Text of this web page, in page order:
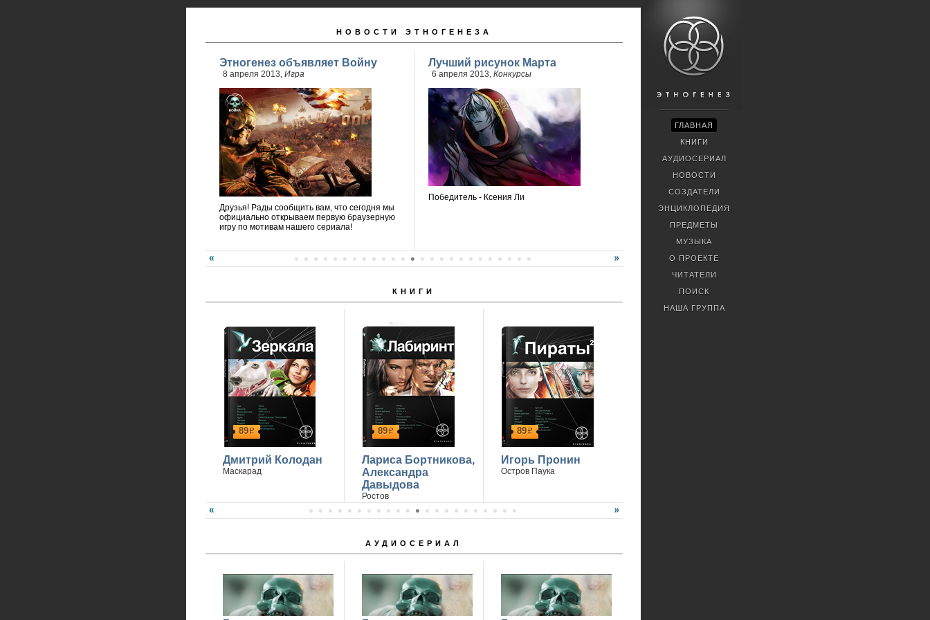
НОВОСТИ ЭТНОГЕНЕЗА
Этногенез объявляет Войну
8 апреля 2013, Игра
Друзья! Рады сообщить вам, что сегодня мы
официально открываем первую браузерную
игру по мотивам нашего сериала!
Лучший рисунок Марта
6 апреля 2013, Конкурсы
Победитель - Ксения Ли
КНИГИ
89р
Дмитрий Колодан
Маскарад
89р
Лариса Бортникова,
Александра
Давыдова
Ростов
89р
Игорь Пронин
Остров Паука
АУДИОСЕРИАЛ
ГЛАВНАЯ
КНИГИ
АУДИОСЕРИАЛ
НОВОСТИ
СОЗДАТЕЛИ
ЭНЦИКЛОПЕДИЯ
ПРЕДМЕТЫ
МУЗЫКА
О ПРОЕКТЕ
ЧИТАТЕЛИ
ПОИСК
НАША ГРУППА